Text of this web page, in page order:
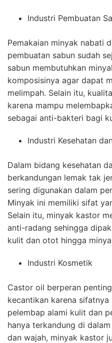
Industri Pembuatan
Pemakaian minyak nabati
pembuatan sabun sudah
sabun membutuhkan
komposisinya agar dapat
melimpah. Selain itu,
karena mampu
sebagai anti-bakteri bagi
Industri Kesehatan
Dalam bidang kesehatan
berkandungan lemak tak
sering digunakan dalam
Minyak ini memiliki sifat
Selain itu, minyak kastor
anti-radang sehingga
kulit dan otot hingga
Industri Kosmetik
Castor oil berperan
kecantikan karena
pelembap alami kulit dan
hanya terkandung di
dan wajah, minyak kastor